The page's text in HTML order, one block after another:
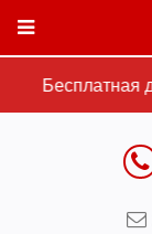
Бесплатная